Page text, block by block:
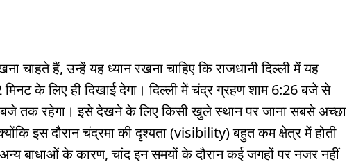
चाहते हैं, उन्हें यह ध्यान रखना चाहिए कि राजधानी दिल्ली में यह
के लिए ही दिखाई देगा। दिल्ली में चंद्र ग्रहण शाम 6:26 बजे से
तक रहेगा। इसे देखने के लिए किसी खुले स्थान पर जाना सबसे अच्छा
इस दौरान चंद्रमा की दृश्यता (visibility) बहुत कम क्षेत्र में होती
बाधाओं के कारण, चांद इन समयों के दौरान कई जगहों पर नजर नहीं